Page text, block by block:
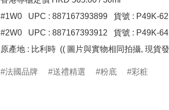
#1W0   UPC : 887167393899   貨號 : P49K-62
#2W0   UPC : 887167393912   貨號 : P49K-64
法國品牌 送禮精選 粉底 彩粧